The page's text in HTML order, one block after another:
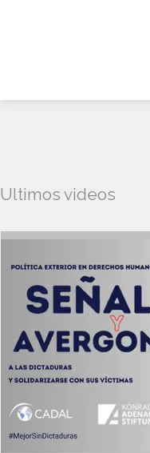
Ultimos videos